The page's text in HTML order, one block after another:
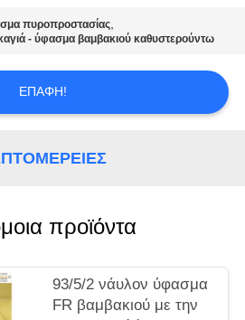
πυροπροστασίας,
- ύφασμα βαμβακιού καθυστερούντω
ΕΠΑΦΉ!
προϊόντα
93/5/2 νάυλον ύφασμα
FR βαμβακιού με την